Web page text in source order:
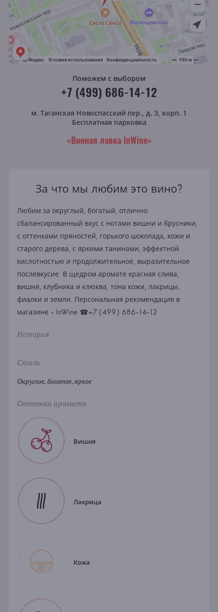
Поможем с выбором
+7 (499) 686-14-12
м. Таганская Новоспасский пер., д. 3, корп. 1
Бесплатная парковка
«Винная лавка InWine»
За что мы любим это вино?
Любим за округлый, богатый, отлично
сбалансированный вкус с нотами вишни и брусники,
с оттенками пряностей, горького шоколада, кожи и
старого дерева, с яркими танинами, эффектной
кислотностью и продолжительное, выразительное
послевкусие. В щедром аромате красная слива,
вишня, клубника и клюква, тона кожи, лакрицы,
фиалки и земли. Персональная рекомендация в
магазине - InWine ☎+7 (499) 686-14-12
История
Стиль
Округлое, богатое, яркое
Оттенки аромата
Вишня
Лакрица
Кожа